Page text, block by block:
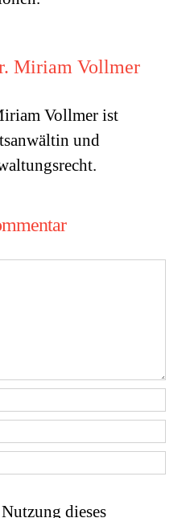
Miriam Vollmer
Vollmer ist
und
dieses